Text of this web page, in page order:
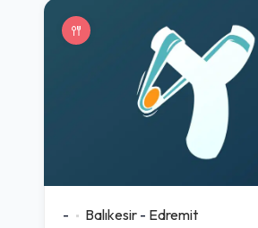
- Balıkesir - Edremit